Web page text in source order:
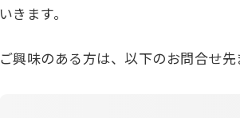
いきます。
ご興味のある方は、以下のお問合せ